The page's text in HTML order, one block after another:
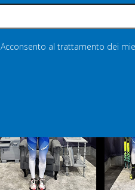
Acconsento al trattamento dei